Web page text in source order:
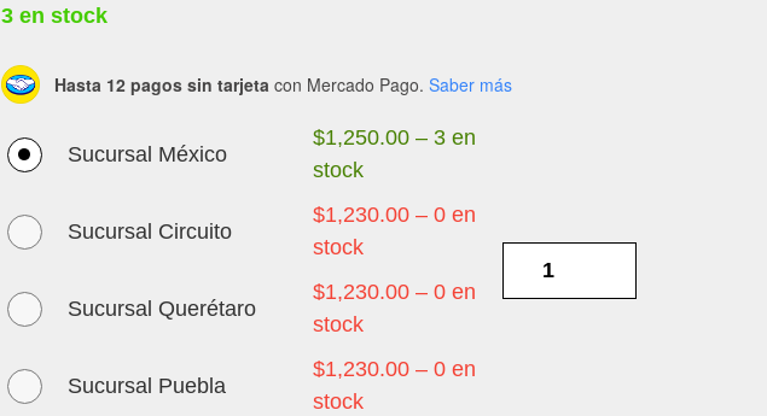
3 en stock
Hasta 12 pagos sin tarjeta con Mercado Pago. Saber más
Sucursal México
$1,250.00– 3 en
stock
Sucursal Circuito
$1,230.00– 0 en
stock
Sucursal Querétaro
$1,230.00– 0 en
stock
Sucursal Puebla
$1,230.00– 0 en
stock